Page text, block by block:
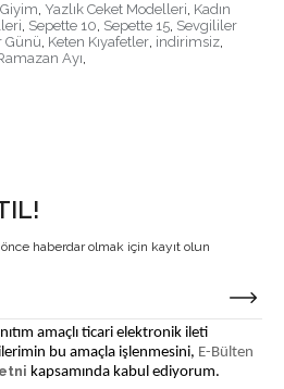
, Yazlık Ceket Modelleri, Kadın
, Sepette 10, Sepette 15, Sevgililer
Günü, Keten Kıyafetler, indirimsiz,
Ayı,
haberdar olmak için kayıt olun
amaçlı ticari elektronik ileti
bu amaçla işlenmesini, E-Bülten
kapsamında kabul ediyorum.